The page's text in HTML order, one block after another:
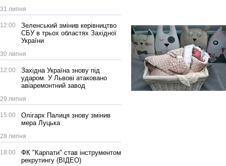
31 липня
12:00
Зеленський змінив керівництво
СБУ в трьох областях Західної
України
30 липня
12:00
Західна Україна знову під
ударом. У Львові атаковано
авіаремонтний завод
29 липня
15:00
Олігарх Палиця знову змінив
мера Луцька
28 липня
18:00
ФК "Карпати" став інструментом
рекрутингу (ВІДЕО)